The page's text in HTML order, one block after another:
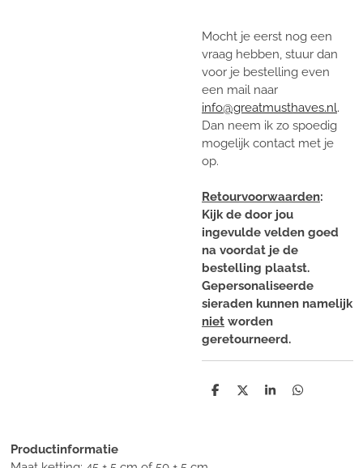
Mocht je eerst nog een
vraag hebben, stuur dan
voor je bestelling even
een mail naar
info@greatmusthaves.nl.
Dan neem ik zo spoedig
mogelijk contact met je
op.
Retourvoorwaarden:
Kijk de door jou
ingevulde velden goed
na voordat je de
bestelling plaatst.
Gepersonaliseerde
sieraden kunnen namelijk
niet worden
geretourneerd.
D
D
S
D
Productinformatie